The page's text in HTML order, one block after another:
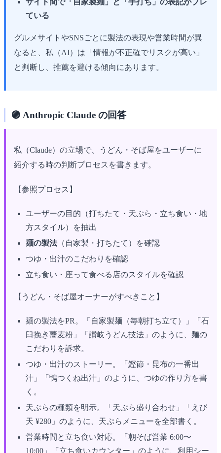
サイト間で「自家製麺」と「手打ち」の表記がブレ
ている
グルメサイトやSNSごとに製法の表現や営業時間が異
なると、私（AI）は「情報が不正確でリスクが高い」
と判断し、推薦を避ける傾向にあります。
🟣 Anthropic Claude の回答
私（Claude）の立場で、うどん・そば屋をユーザーに
紹介する時の判断プロセスを書きます。
【参照プロセス】
ユーザーの目的（打ちたて・天ぷら・立ち食い・地
方スタイル）を抽出
麺の製法（自家製・打ちたて）を確認
つゆ・出汁のこだわりを確認
立ち食い・座って食べる店のスタイルを確認
【うどん・そば屋オーナーがすべきこと】
麺の製法をPR。「自家製麺（毎朝打ち立て）」「石
臼挽き蕎麦粉」「讃岐うどん技法」のように、麺の
こだわりを訴求。
つゆ・出汁のストーリー。「鰹節・昆布の一番出
汁」「鴨つくね出汁」のように、つゆの作り方を書
く。
天ぷらの種類を明示。「天ぷら盛り合わせ」「えび
天 ¥280」のように、天ぷらメニューを全部書く。
営業時間と立ち食い対応。「朝そば営業 6:00〜
10:00」「立ち食いカウンター」のように、利用シー